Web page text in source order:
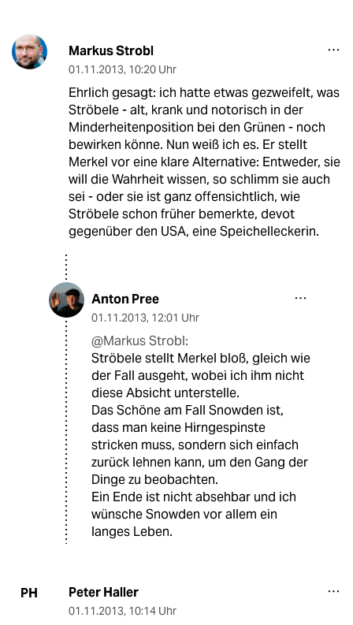
Markus Strobl
01.11.2013, 10:20 Uhr
Ehrlich gesagt: ich hatte etwas gezweifelt, was
Ströbele - alt, krank und notorisch in der
Minderheitenposition bei den Grünen - noch
bewirken könne. Nun weiß ich es. Er stellt
Merkel vor eine klare Alternative: Entweder, sie
will die Wahrheit wissen, so schlimm sie auch
sei - oder sie ist ganz offensichtlich, wie
Ströbele schon früher bemerkte, devot
gegenüber den USA, eine Speichelleckerin.
Anton Pree
01.11.2013, 12:01 Uhr
@Markus Strobl:
Ströbele stellt Merkel bloß, gleich wie
der Fall ausgeht, wobei ich ihm nicht
diese Absicht unterstelle.
Das Schöne am Fall Snowden ist,
dass man keine Hirngespinste
stricken muss, sondern sich einfach
zurück lehnen kann, um den Gang der
Dinge zu beobachten.
Ein Ende ist nicht absehbar und ich
wünsche Snowden vor allem ein
langes Leben.
PH Peter Haller
01.11.2013, 10:14 Uhr